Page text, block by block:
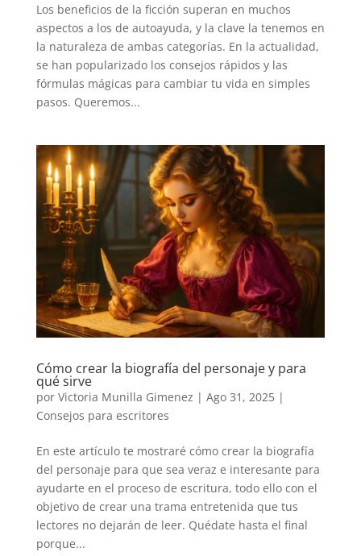
Los beneficios de la ficción superan en muchos
aspectos a los de autoayuda, y la clave la tenemos en
la naturaleza de ambas categorías. En la actualidad,
se han popularizado los consejos rápidos y las
fórmulas mágicas para cambiar tu vida en simples
pasos. Queremos...
Cómo crear la biografía del personaje y para
qué sirve
por Victoria Munilla Gimenez | Ago 31, 2025|
Consejos para escritores
En este artículo te mostraré cómo crear la biografía
del personaje para que sea veraz e interesante para
ayudarte en el proceso de escritura, todo ello con el
objetivo de crear una trama entretenida que tus
lectores no dejarán de leer. Quédate hasta el final
porque...